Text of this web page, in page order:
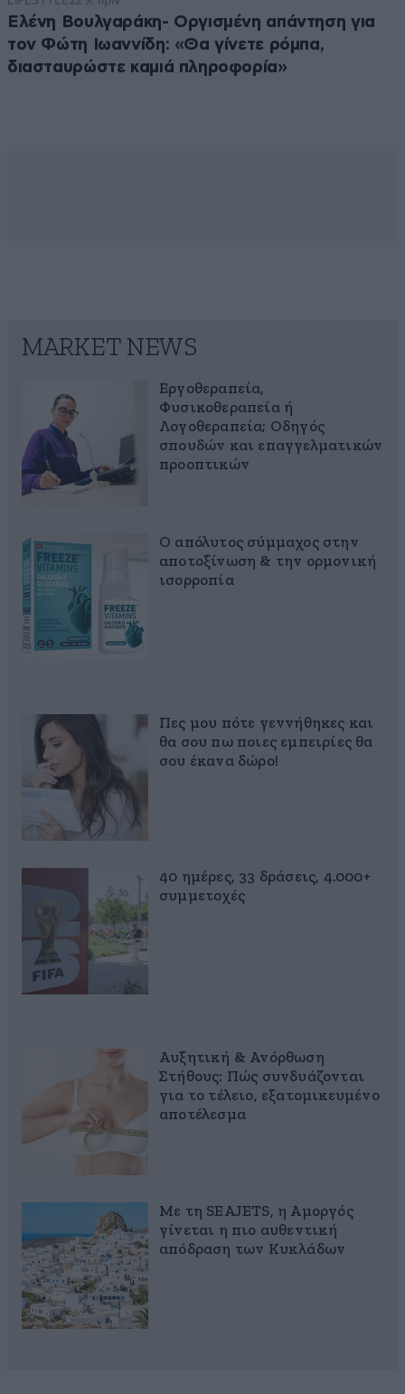
Ελένη Βουλγαράκη- Οργισμένη απάντηση για
τον Φώτη Ιωαννίδη: «Θα γίνετε ρόμπα,
διασταυρώστε καμιά πληροφορία»
MARKET NEWS
Εργοθεραπεία,
Φυσικοθεραπεία ή
Λογοθεραπεία; Οδηγός
σπουδών και επαγγελματικών
προοπτικών
Ο απόλυτος σύμμαχος στην
αποτοξίνωση & την ορμονική
ισορροπία
Πες μου πότε γεννήθηκες και
θα σου πω ποιες εμπειρίες θα
σου έκανα δώρο!
40 ημέρες, 33 δράσεις, 4.000+
συμμετοχές
Αυξητική & Ανόρθωση
Στήθους: Πώς συνδυάζονται
για το τέλειο, εξατομικευμένο
αποτέλεσμα
Με τη SEAJETS, η Αμοργός
γίνεται η πιο αυθεντική
απόδραση των Κυκλάδων